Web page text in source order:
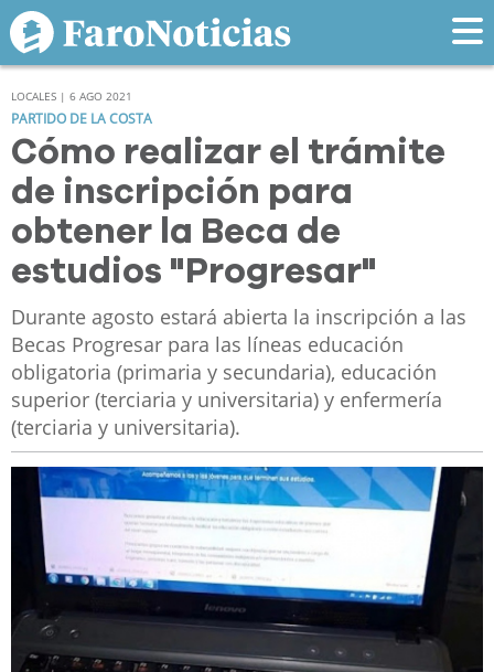
LOCALES | 6 AGO 2021
PARTIDO DE LA COSTA
Cómo realizar el trámite
de inscripción para
obtener la Beca de
estudios "Progresar"
Durante agosto estará abierta la inscripción a las
Becas Progresar para las líneas educación
obligatoria (primaria y secundaria), educación
superior (terciaria y universitaria) y enfermería
(terciaria y universitaria).